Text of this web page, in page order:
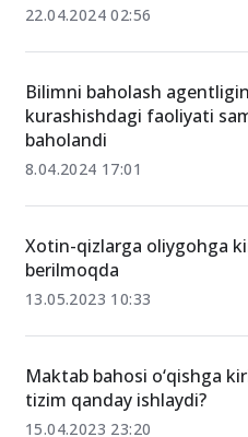
Guruh nazoratchiligiga
22.04.2024 02:56
Bilimni baholash
baholandi
8.04.2024 17:01
berilmoqda
13.05.2023 10:33